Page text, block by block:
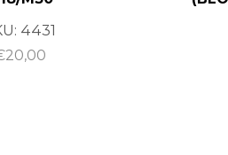
4431
20,00